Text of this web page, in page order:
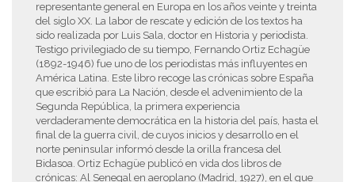
representante general en Europa en los años veinte y treinta
del siglo XX. La labor de rescate y edición de los textos ha
sido realizada por Luis Sala, doctor en Historia y periodista.
Testigo privilegiado de su tiempo, Fernando Ortiz Echagüe
(1892-1946) fue uno de los periodistas más influyentes en
América Latina. Este libro recoge las crónicas sobre España
que escribió para La Nación, desde el advenimiento de la
Segunda República, la primera experiencia
verdaderamente democrática en la historia del país, hasta el
final de la guerra civil, de cuyos inicios y desarrollo en el
norte peninsular informó desde la orilla francesa del
Bidasoa. Ortiz Echagüe publicó en vida dos libros de
crónicas: Al Senegal en aeroplano (Madrid, 1927), en el que